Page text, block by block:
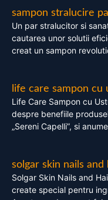
sampon stralucire
Un par stralucitor si
cautarea unor solutii
creat un sampon
life care sampon cu
Life Care Sampon cu
despre benefiile
„Sereni Capelli”, si
solgar skin nails and
Solgar Skin Nails and
create special pentru